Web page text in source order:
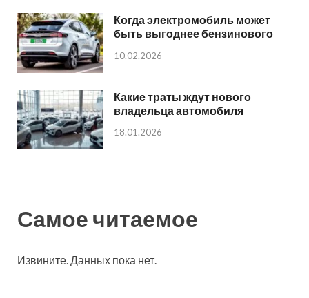
Когда электромобиль может
быть выгоднее бензинового
10.02.2026
Какие траты ждут нового
владельца автомобиля
18.01.2026
Самое читаемое
Извините. Данных пока нет.